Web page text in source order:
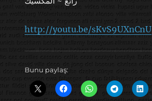
http://youtu.be/sKvS9UXnCnU
Bunu paylaş: